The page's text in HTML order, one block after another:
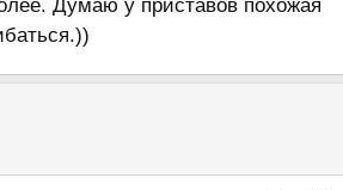
Думаю у приставов похожая